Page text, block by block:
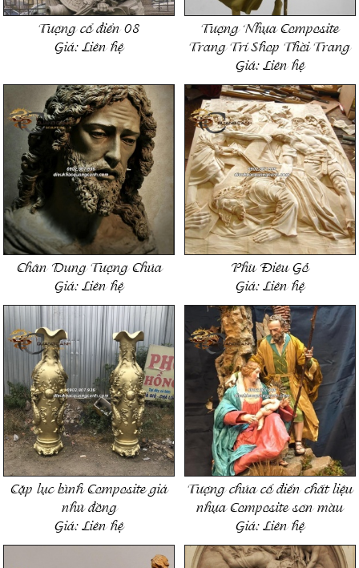
Tượng cổ điển 08
Giá:Liên hệ
Tượng Nhựa Composite
Trang Trí Shop Thời Trang
Giá:Liên hệ
Chân Dung Tượng Chúa
Giá:Liên hệ
Phù Điêu Gỗ
Giá:Liên hệ
Cặp lục bình Composite giả
nhũ đồng
Giá:Liên hệ
Tượng chúa cổ điển chất liệu
nhựa Composite sơn màu
Giá:Liên hệ